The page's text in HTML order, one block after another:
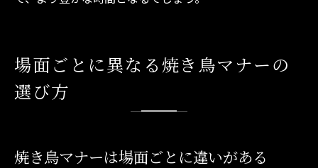
場面ごとに異なる焼き鳥マナーの
選び方
焼き鳥マナーは場面ごとに違いがある